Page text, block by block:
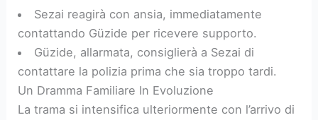
Sezai reagirà con ansia, immediatamente
contattando Güzide per ricevere supporto.
Güzide, allarmata, consiglierà a Sezai di
contattare la polizia prima che sia troppo tardi.
Un Dramma Familiare In Evoluzione
La trama si intensifica ulteriormente con l’arrivo di